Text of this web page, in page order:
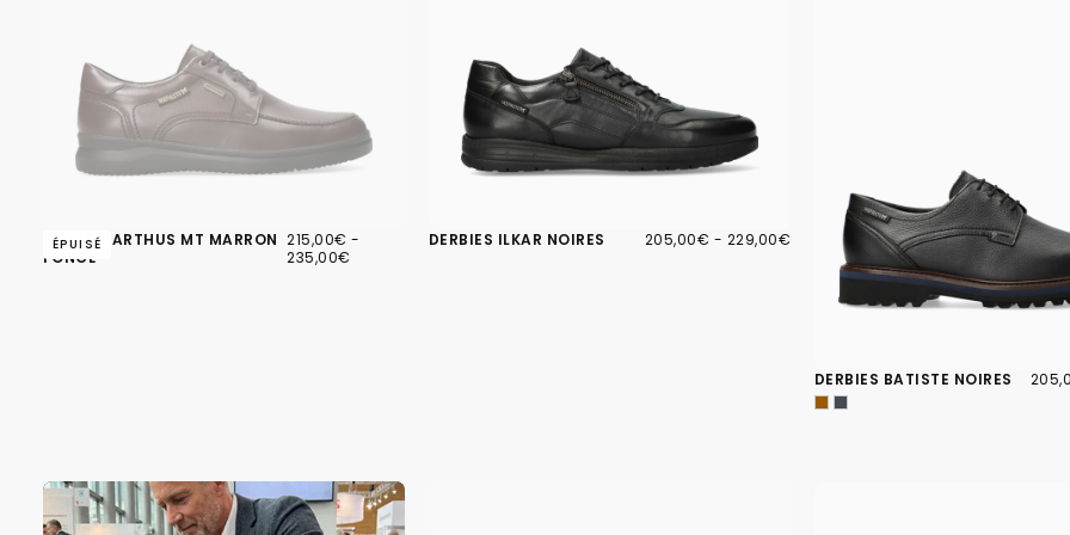
DERBIES ARTHUS MT MARRON
FONCÉ
ÉPUISÉ 215,00€
PRIX
MINIMUM
215,00€ -
235,00€
DERBIES ILKAR NOIRES 205,00€
PRIX
205,00€ - PRIX
229,00€
DERBIES BATISTE NOIRES
PRIX